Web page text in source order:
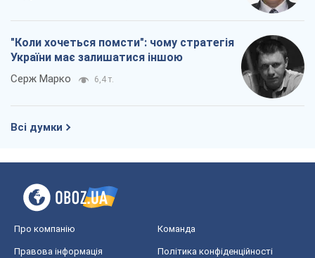
"Коли хочеться помсти": чому стратегія
України має залишатися іншою
Серж Марко 6,4 т.
Всі думки
Про компанію Команда
Правова інформація Політика конфіденційності